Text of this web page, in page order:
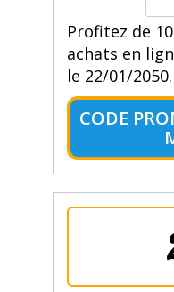
Profitez de
achats en
le 22/01/2050.
CODE